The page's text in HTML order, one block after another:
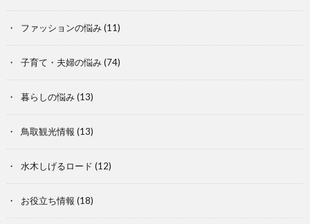
ファッションの悩み(11)
子育て・夫婦の悩み(74)
暮らしの悩み(13)
鳥取観光情報 (13)
水木しげるロード (12)
お役立ち情報 (18)